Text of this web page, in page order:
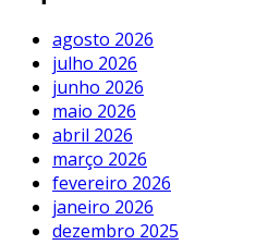
agosto 2026
julho 2026
junho 2026
maio 2026
abril 2026
março 2026
fevereiro 2026
janeiro 2026
dezembro 2025